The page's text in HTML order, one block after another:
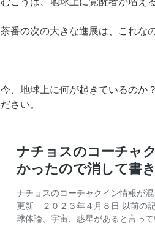
茶番の次の大きな進展は、これな
今、地球上に何が起きているのか
ださい。